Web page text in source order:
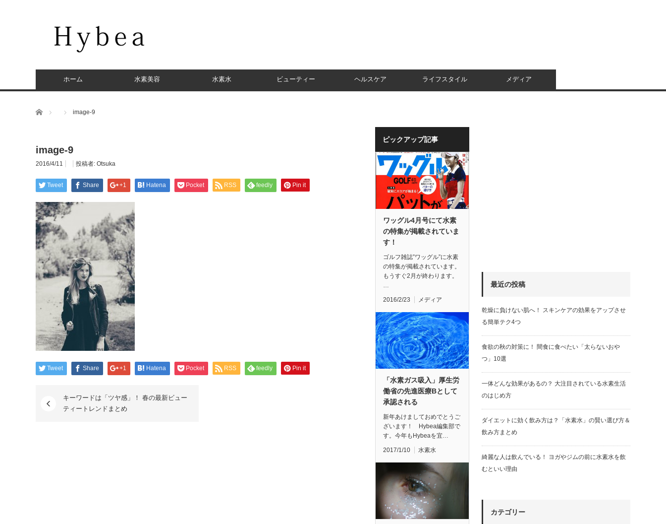
ホーム 水素美容 水素水 ビューティー ヘルスケア ライフスタイル メディア
ホーム image-9
image-9
2016/4/11 投稿者: Otsuka
Tweet Share +1 Hatena Pocket RSS feedly Pin it
Tweet Share +1 Hatena Pocket RSS feedly Pin it
キーワードは「ツヤ感」！ 春の最新ビュー
ティートレンドまとめ
ピックアップ記事
ワッグル4月号にて水素
の特集が掲載されていま
す！
ゴルフ雑誌”ワッグル”に水素
の特集が掲載されています。
もうすぐ2月が終わります。
…
2016/2/23 メディア
「水素ガス吸入」厚生労
働省の先進医療Bとして
承認される
新年あけましておめでとうご
ざいます！ Hybea編集部で
す。今年もHybeaを宜…
2017/1/10 水素水
最近の投稿
乾燥に負けない肌へ！ スキンケアの効果をアップさせ
る簡単テク4つ
食欲の秋の対策に！ 間食に食べたい「太らないおや
つ」10選
一体どんな効果があるの？ 大注目されている水素生活
のはじめ方
ダイエットに効く飲み方は？「水素水」の賢い選び方＆
飲み方まとめ
綺麗な人は飲んでいる！ ヨガやジムの前に水素水を飲
むといい理由
カテゴリー